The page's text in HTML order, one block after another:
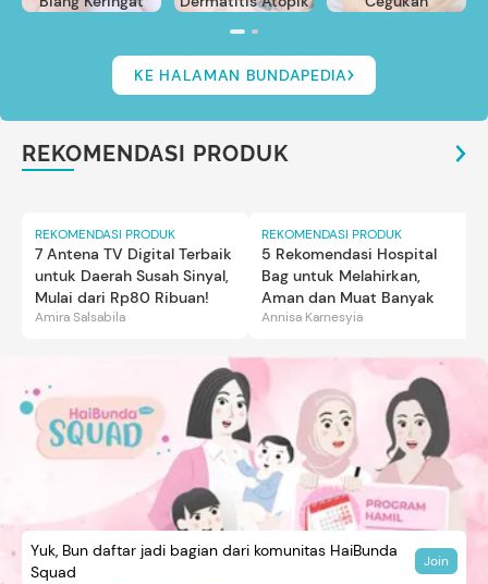
KE HALAMAN BUNDAPEDIA
REKOMENDASI PRODUK
REKOMENDASI PRODUK
7 Antena TV Digital Terbaik
untuk Daerah Susah Sinyal,
Mulai dari Rp80 Ribuan!
Amira Salsabila
REKOMENDASI PRODUK
5 Rekomendasi Hospital
Bag untuk Melahirkan,
Aman dan Muat Banyak
Annisa Karnesyia
Yuk, Bun daftar jadi bagian dari komunitas HaiBunda
Squad
Join